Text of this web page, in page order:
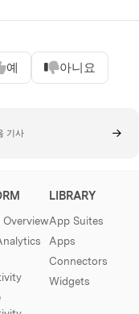
예 아니요
기사
Overview
LIBRARY
App Suites
Apps
Connectors
Widgets